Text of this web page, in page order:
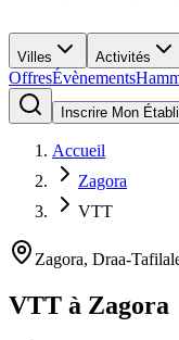
Villes Activités
OffresÉvènements
Inscrire Mon
Accueil
Zagora
VTT
Zagora, Draa-
VTT à Zagora